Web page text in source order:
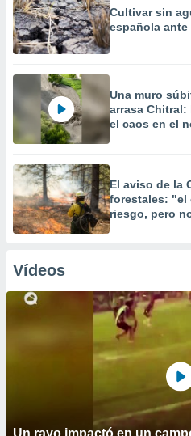
Cultivar sin
española
Una muro
arrasa Chitral:
el caos en el
El aviso de la
forestales: "el
riesgo, pero
Vídeos
Un rayo impactó en un